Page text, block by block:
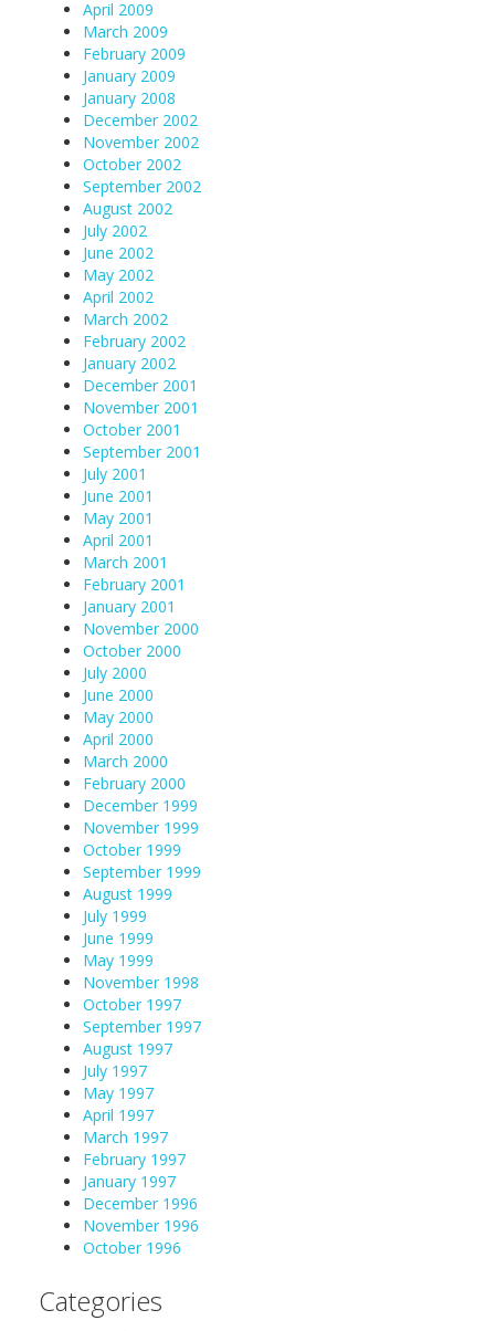
April 2009
March 2009
February 2009
January 2009
January 2008
December 2002
November 2002
October 2002
September 2002
August 2002
July 2002
June 2002
May 2002
April 2002
March 2002
February 2002
January 2002
December 2001
November 2001
October 2001
September 2001
July 2001
June 2001
May 2001
April 2001
March 2001
February 2001
January 2001
November 2000
October 2000
July 2000
June 2000
May 2000
April 2000
March 2000
February 2000
December 1999
November 1999
October 1999
September 1999
August 1999
July 1999
June 1999
May 1999
November 1998
October 1997
September 1997
August 1997
July 1997
May 1997
April 1997
March 1997
February 1997
January 1997
December 1996
November 1996
October 1996
Categories